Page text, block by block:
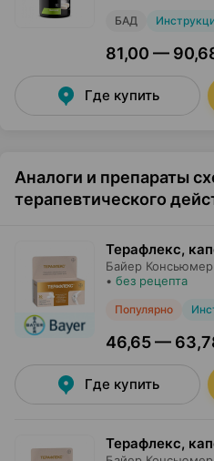
БАД
81,00 —
Где купить
Аналоги и препараты
терапевтического
Терафлекс,
Байер
• без рецепта
Популярно
46,65 —
Где купить
Терафлекс,